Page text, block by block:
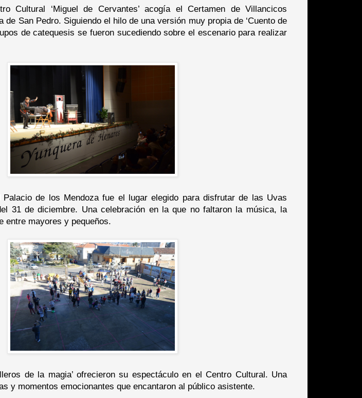
Cultural ‘Miguel de Cervantes’ acogía el Certamen de Villancicos
de San Pedro. Siguiendo el hilo de una versión muy propia de ‘Cuento de
de catequesis se fueron sucediendo sobre el escenario para realizar
de los Mendoza fue el lugar elegido para disfrutar de las Uvas
31 de diciembre. Una celebración en la que no faltaron la música, la
entre mayores y pequeños.
de la magia’ ofrecieron su espectáculo en el Centro Cultural. Una
y momentos emocionantes que encantaron al público asistente.